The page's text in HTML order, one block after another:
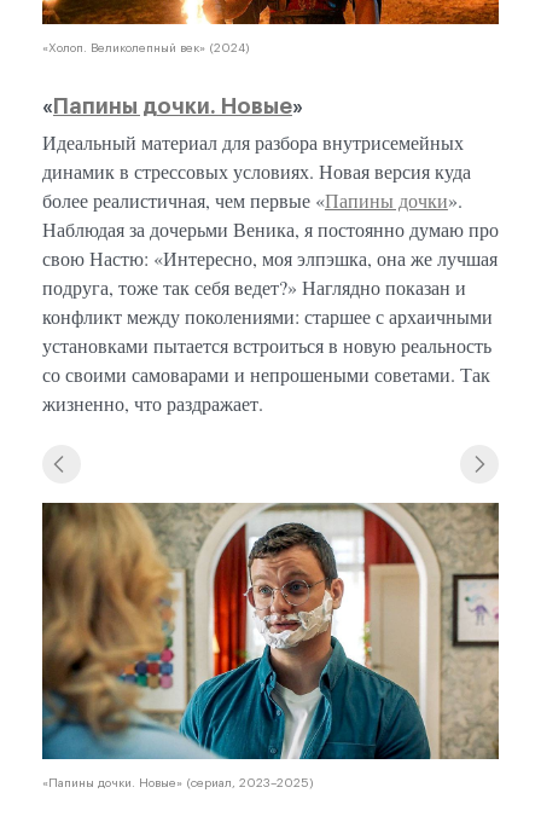
«Холоп. Великолепный век» (2024)
« Папины дочки. Новые»
Идеальный материал для разбора внутрисемейных
динамик в стрессовых условиях. Новая версия куда
более реалистичная, чем первые «Папины дочки».
Наблюдая за дочерьми Веника, я постоянно думаю про
свою Настю: «Интересно, моя элпэшка, она же лучшая
подруга, тоже так себя ведет?» Наглядно показан и
конфликт между поколениями: старшее с архаичными
установками пытается встроиться в новую реальность
со своими самоварами и непрошеными советами. Так
жизненно, что раздражает.
«Папины дочки. Новые» (сериал, 2023–2025)